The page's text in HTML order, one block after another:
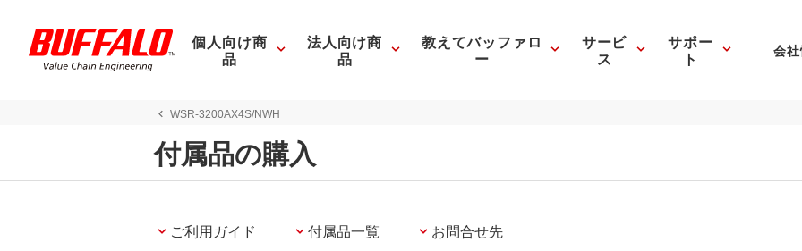
個人向け商
品
法人向け商
品
教えてバッファロ
ー
サービ
ス
サポー
ト 会
WSR-3200AX4S/NWH
付属品の購入
ご利用ガイド 付属品一覧 お問合せ先